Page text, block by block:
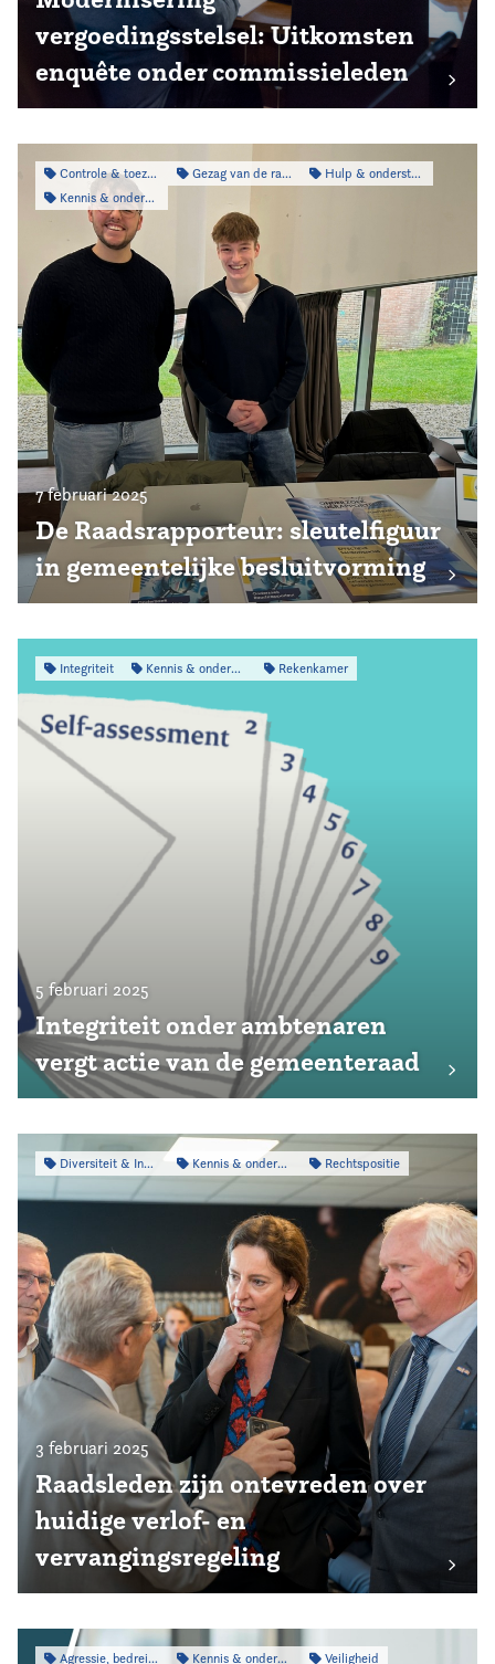
vergoedingsstelsel: Uitkomsten
enquête onder commissieleden
Controle & toezicht Gezag van de raad
Hulp & ondersteuning
Kennis & onderzoek
7 februari 2025
De Raadsrapporteur: sleutelfiguur
in gemeentelijke besluitvorming
Integriteit Kennis & onderzoek Rekenkamer
5 februari 2025
Integriteit onder ambtenaren
vergt actie van de gemeenteraad
Diversiteit & Inclusiviteit Kennis & onderzoek Rechtspositie
3 februari 2025
Raadsleden zijn ontevreden over
huidige verlof- en
vervangingsregeling
Agressie, bedreiging & intimidatie Kennis & onderzoek Veiligheid